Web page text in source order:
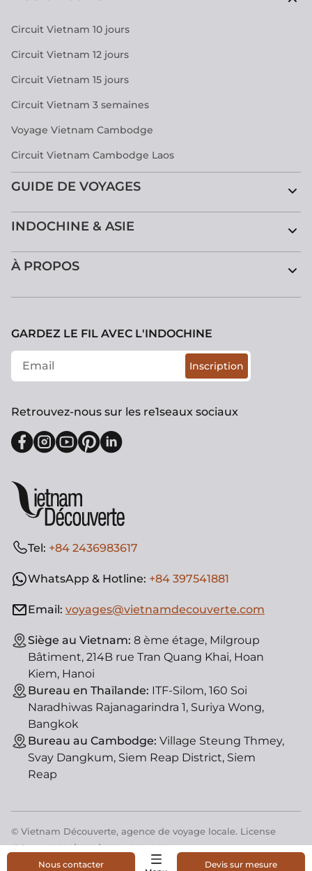
Nous contacter Devis sur mesure
Circuit Vietnam 10 jours
Circuit Vietnam 12 jours
Circuit Vietnam 15 jours
Circuit Vietnam 3 semaines
Voyage Vietnam Cambodge
Circuit Vietnam Cambodge Laos
GUIDE DE VOYAGES
INDOCHINE & ASIE
À PROPOS
Tel: +84 2436983617
WhatsApp & Hotline: +84 397541881
Email: voyages@vietnamdecouverte.com
Siège au Vietnam: 8 ème étage, Milgroup
Bâtiment, 214B rue Tran Quang Khai, Hoan
Kiem, Hanoi
Bureau en Thaïlande: ITF-Silom, 160 Soi
Naradhiwas Rajanagarindra 1, Suriya Wong,
Bangkok
Bureau au Cambodge: Village Steung Thmey,
Svay Dangkum, Siem Reap District, Siem
Reap
GARDEZ LE FIL AVEC L'INDOCHINE
Inscription
Retrouvez-nous sur les re1seaux sociaux
© Vietnam Découverte, agence de voyage locale. License
d'état : 01-182/2014/TCDL-GPLHQT